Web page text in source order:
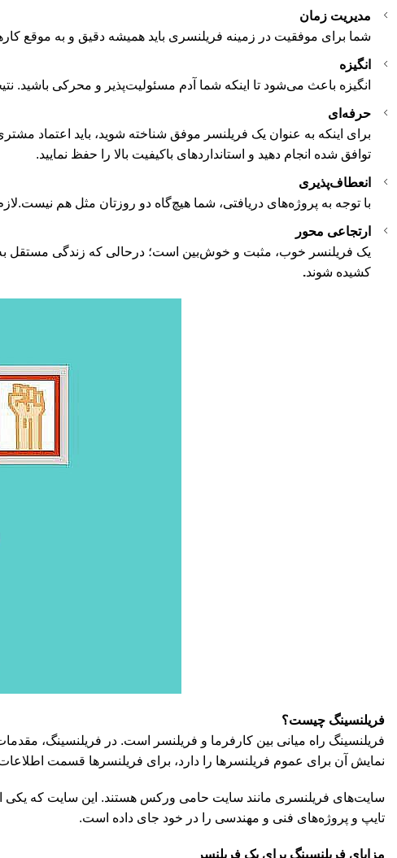
مدیریت زمان
شما برای موفقیت در زمینه فریلنسری باید همیشه دقیق و به‌ موقع
انگیزه
انگیزه باعث می‌شود تا اینکه شما آدم مسئولیت‌پذیر و محرکی باشید.
حرفه‌ای
برای اینکه به‌ عنوان یک فریلنسر موفق شناخته شوید، باید اعتماد
توافق شده انجام دهید و استانداردهای باکیفیت بالا را حفظ نمایید.
انعطاف‌پذیری
با توجه ‌به پروژه‌های دریافتی، شما هیچ‌گاه دو روزتان مثل هم
ارتجاعی محور
یک فریلنسر خوب، مثبت و خوش‌بین است؛ درحالی‌ که زندگی مستقل
کشیده شوند.
فریلنسینگ چیست؟
فریلنسینگ راه میانی بین کارفرما و فریلنسر است. در فریلنسینگ،
نمایش آن برای عموم فریلنسرها را دارد، برای فریلنسرها قسمت
سایت‌های فریلنسری مانند سایت حامی ورکس هستند. این سایت که یکی
تایپ و پروژه‌های فنی و مهندسی را در خود جای داده است.
مزایای فریلنسینگ برای یک فریلنسر